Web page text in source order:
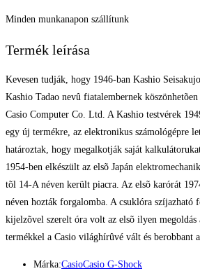
Minden munkanapon szállítunk
Termék leírása
Kevesen tudják, hogy 1946-ban Kashio
Kashio Tadao nevû fiatalembernek
Casio Computer Co. Ltd. A Kashio testvérek
egy új termékre, az elektronikus számológépre
határoztak, hogy megalkotják saját
1954-ben elkészült az elsõ Japán
tõl 14-A néven került piacra. Az elsõ karórát
néven hozták forgalomba. A csuklóra szíjazható
kijelzõvel szerelt óra volt az elsõ ilyen megoldás
termékkel a Casio világhírûvé vált és berobbant
Márka:CasioCasio G-Shock